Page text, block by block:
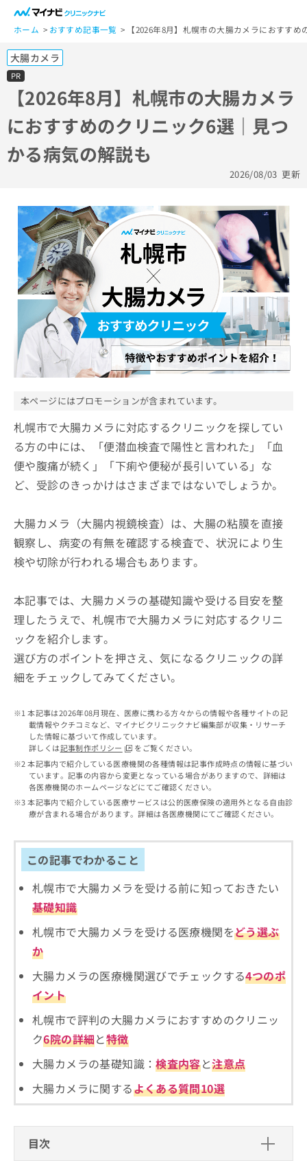
ホーム おすすめ記事一覧 【2026年8月】札幌市の大腸カメラにおすす
大腸カメラ
PR
【2026年8月】札幌市の大腸カメラ
におすすめのクリニック6選｜見つ
かる病気の解説も
2026/08/03 更新
本ページにはプロモーションが含まれています。
札幌市で大腸カメラに対応するクリニックを探してい
る方の中には、「便潜血検査で陽性と言われた」「血
便や腹痛が続く」「下痢や便秘が長引いている」な
ど、受診のきっかけはさまざまではないでしょうか。
大腸カメラ（大腸内視鏡検査）は、大腸の粘膜を直接
観察し、病変の有無を確認する検査で、状況により生
検や切除が行われる場合もあります。
本記事では、大腸カメラの基礎知識や受ける目安を整
理したうえで、札幌市で大腸カメラに対応するクリニ
ックを紹介します。
選び方のポイントを押さえ、気になるクリニックの詳
細をチェックしてみてください。
本記事は2026年08月現在、医療に携わる方々からの情報や各種サイトの記
載情報やクチコミなど、マイナビクリニックナビ編集部が収集・リサーチ
した情報に基づいて作成しています。
詳しくは記事制作ポリシー
をご覧ください。
本記事内で紹介している医療機関の各種情報は記事作成時点の情報に基づい
ています。記事の内容から変更となっている場合がありますので、詳細は
各医療機関のホームページなどにてご確認ください。
本記事内で紹介している医療サービスは公的医療保険の適用外となる自由診
療が含まれる場合があります。詳細は各医療機関にてご確認ください。
この記事でわかること
札幌市で大腸カメラを受ける前に知っておきたい
基礎知識
札幌市で大腸カメラを受ける医療機関をどう選ぶ
か
大腸カメラの医療機関選びでチェックする4つのポ
イント
札幌市で評判の大腸カメラにおすすめのクリニッ
ク6院の詳細と特徴
大腸カメラの基礎知識：検査内容と注意点
大腸カメラに関するよくある質問10選
目次
一
般
ー
ザ
ー
の
方
は
こ
ち
マ
イ
ナ
ビ
ク
リ
ニ
ナ
ビ
す
お
い
合
わ
せ
こ
ら
マイ
ナビ
クリ
クナ
ビサ
イト
への
フォ
ーム
とな
りま
す。
クリ
ニッ
予
約・
のご
など
きま
せん
ので
承く
ださ
い。
医
療
係
者
の
方
ち
ら
広
出
稿
の
お
問
わ
せ
は
こ
資
料
の
ご
請
こ
情
充
お
申
み
掲
の
修
こ
告
代
理
店
の
方
ち
ら
告
出
稿
の
お
問
い
せ
ち
資
ご
求
は
ら
料
申
み
は
告
出
お
問